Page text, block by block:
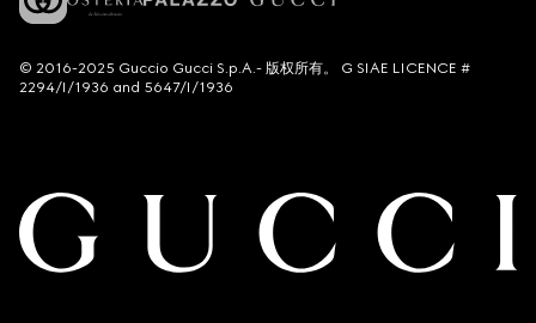
© 2016-2025 Guccio Gucci S.p.A.- 版权所有。 G SIAE LICENCE #
2294/I/1936 and 5647/I/1936